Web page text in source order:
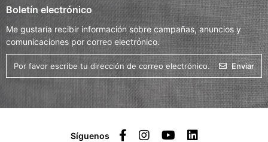
Boletín electrónico
Me gustaría recibir información sobre campañas, anuncios y
comunicaciones por correo electrónico.
Enviar
Síguenos